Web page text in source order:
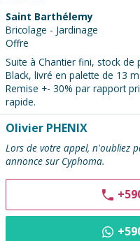
Saint Barthélemy
Bricolage - Jardinage
Offre
Suite à Chantier fini, stock de
Black, livré en palette de 13
Remise +- 30% par rapport
rapide.
Contacter
l'annonceur
:
Olivier PHENIX
Lors de votre appel, n'oubliez
annonce sur Cyphoma.